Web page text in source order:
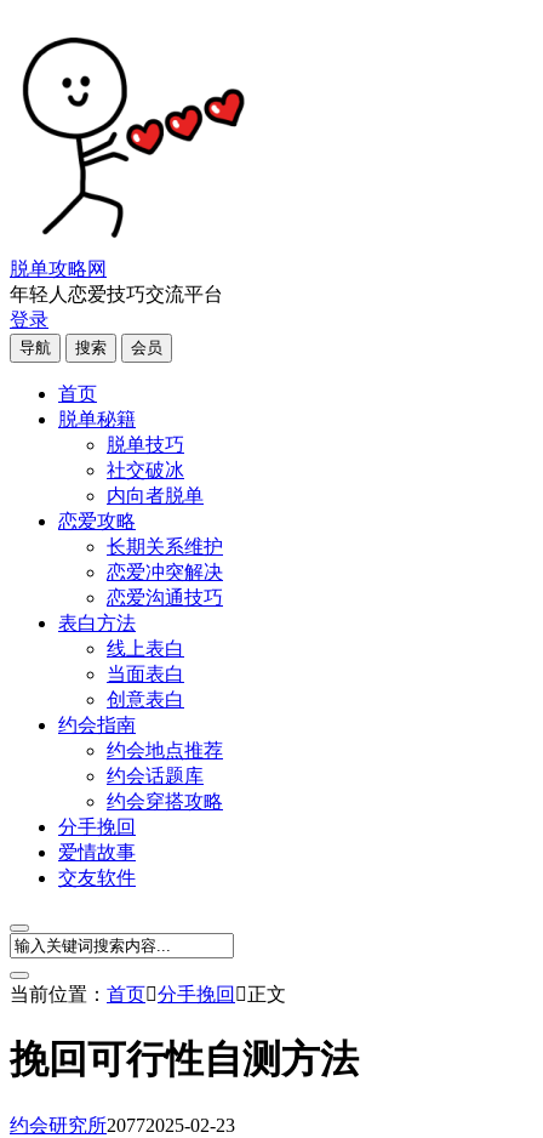
脱单攻略网
年轻人恋爱技巧交流平台
登录
导航 搜索 会员
首页
脱单秘籍
脱单技巧
社交破冰
内向者脱单
恋爱攻略
长期关系维护
恋爱冲突解决
恋爱沟通技巧
表白方法
线上表白
当面表白
创意表白
约会指南
约会地点推荐
约会话题库
约会穿搭攻略
分手挽回
爱情故事
交友软件
当前位置： 首页分手挽回 正文
挽回可行性自测方法
约会研究所20772025-02-23